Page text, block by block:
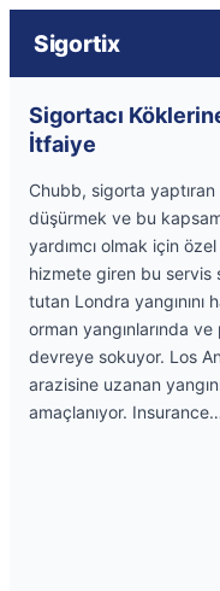
Sigortix
Sigortacı
İtfaiye
Chubb, sigorta yaptıran
düşürmek ve bu
yardımcı olmak için
hizmete giren bu servis
tutan Londra yangınını
orman yangınlarında
devreye sokuyor. Los
arazisine uzanan
amaçlanıyor.